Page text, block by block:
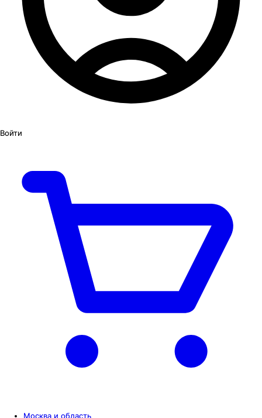
Войти
Москва и область